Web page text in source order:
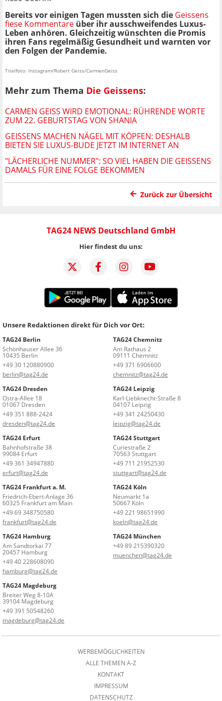
Bereits vor einigen Tagen mussten sich die Geissens
fiese Kommentare über ihr ausschweifendes Luxus-
Leben anhören. Gleichzeitig wünschten die Promis
ihren Fans regelmäßig Gesundheit und warnten vor
den Folgen der Pandemie.
Titelfoto: Instagram/Robert Geiss/CarmenGeiss
Mehr zum Thema Die Geissens:
CARMEN GEISS WIRD EMOTIONAL: RÜHRENDE WORTE
ZUM 22. GEBURTSTAG VON SHANIA
GEISSENS MACHEN NÄGEL MIT KÖPFEN: DESHALB
BIETEN SIE LUXUS-BUDE JETZT IM INTERNET AN
"LÄCHERLICHE NUMMER": SO VIEL HABEN DIE GEISSENS
DAMALS FÜR EINE FOLGE BEKOMMEN
Zurück zur Übersicht
TAG24 NEWS Deutschland GmbH
Hier findest du uns:
Unsere Redaktionen direkt für Dich vor Ort:
TAG24 Berlin
Schönhauser Allee 36
10435 Berlin
+49 30 120880900
berlin@tag24.de
TAG24 Chemnitz
Am Rathaus 2
09111 Chemnitz
+49 371 6906600
chemnitz@tag24.de
TAG24 Dresden
Ostra-Allee 18
01067 Dresden
+49 351 888-2424
dresden@tag24.de
TAG24 Leipzig
Karl-Liebknecht-Straße 8
04107 Leipzig
+49 341 24250430
leipzig@tag24.de
TAG24 Erfurt
Bahnhofstraße 38
99084 Erfurt
+49 361 34947880
erfurt@tag24.de
TAG24 Stuttgart
Curiestraße 2
70563 Stuttgart
+49 711 21952530
stuttgart@tag24.de
TAG24 Frankfurt a. M.
Friedrich-Ebert-Anlage 36
60325 Frankfurt am Main
+49 69 348750580
frankfurt@tag24.de
TAG24 Köln
Neumarkt 1a
50667 Köln
+49 221 98651990
koeln@tag24.de
TAG24 Hamburg
Am Sandtorkai 77
20457 Hamburg
+49 40 228608090
hamburg@tag24.de
TAG24 München
+49 89 215390320
muenchen@tag24.de
TAG24 Magdeburg
Breiter Weg 8-10A
39104 Magdeburg
+49 391 50548260
magdeburg@tag24.de
WERBEMÖGLICHKEITEN
ALLE THEMEN A-Z
KONTAKT
IMPRESSUM
DATENSCHUTZ